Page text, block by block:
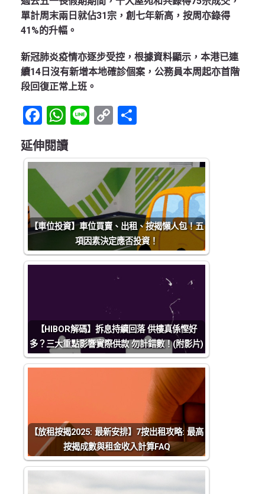
單計周末兩日就佔31宗，創七年新高，按周亦錄得
41%的升幅。
新冠肺炎疫情亦逐步受控，根據資料顯示，本港已連
續14日沒有新增本地確診個案，公務員本周起亦首階
段回復正常上班。
Facebook
WhatsApp
LineCopy
延伸閱讀
【車位投資】車位買賣、出租、按揭懶人包！五
項因素決定應否投資！
【HIBOR解碼】拆息持續回落 供樓真係慳好
多？三大重點影響實際供款 勿計錯數！(附影片)
【放租按揭2025: 最新安排】7按出租攻略: 最高
按揭成數與租金收入計算FAQ